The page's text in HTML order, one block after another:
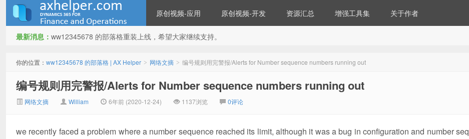
原创视频-应用 原创视频-开发 资源汇总 增强工具集 关于作者
最新消息： ww12345678 的部落格重装上线，希望大家继续支持。
你的位置： ww12345678 的部落格 | AX Helper > 网络文摘 > 编号规则用完警报/Alerts for Number sequence numbers running out
编号规则用完警报/Alerts for Number sequence numbers running out
网络文摘 William 6年前 (2020-12-24) 1137浏览 0评论
we recently faced a problem where a number sequence reached its limit, although it was a bug in configuration and number seq